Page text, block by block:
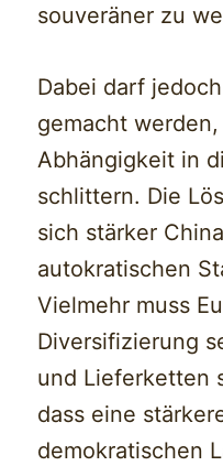
souveräner zu
Dabei darf
gemacht
Abhängigkeit in
schlittern. Die
sich stärker
autokratischen
Vielmehr muss
Diversifizierung
und Lieferketten
dass eine
demokratischen